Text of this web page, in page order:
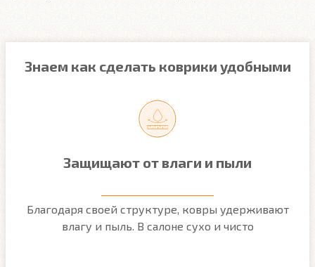
Знаем как сделать коврики удобными
Защищают от влаги и пыли
Благодаря своей структуре, ковры удерживают
влагу и пыль. В салоне сухо и чисто